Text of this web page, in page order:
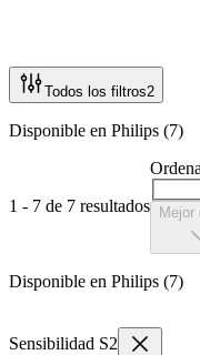
Todos los filtros2
Disponible en Philips (7)
1 - 7 de 7 resultados Mejor
Disponible en Philips (7)
Sensibilidad S2